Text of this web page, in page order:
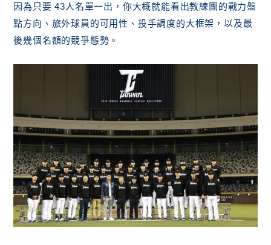
因為只要 43人名單一出，你大概就能看出教練團的戰力盤
點方向、旅外球員的可用性、投手調度的大框架，以及最
後幾個名額的競爭態勢。